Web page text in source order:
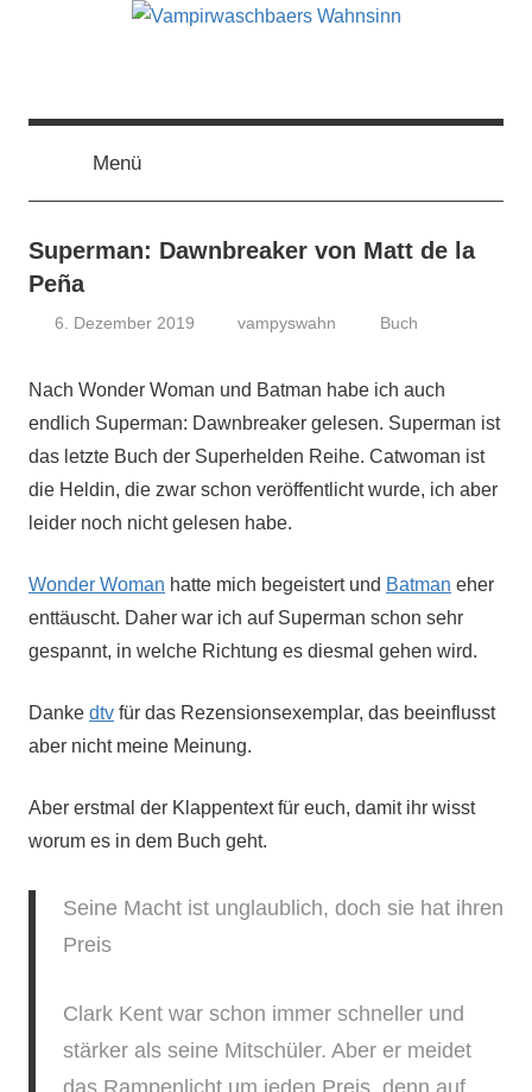
Vampirwaschbaers
Wahnsinn
mein
Leben
mein
Wahnsinn
Menü
Superman: Dawnbreaker von Matt de la
Peña
6. Dezember 2019 vampyswahn Buch
Nach Wonder Woman und Batman habe ich auch
endlich Superman: Dawnbreaker gelesen. Superman ist
das letzte Buch der Superhelden Reihe. Catwoman ist
die Heldin, die zwar schon veröffentlicht wurde, ich aber
leider noch nicht gelesen habe.
Wonder Woman hatte mich begeistert und Batman eher
enttäuscht. Daher war ich auf Superman schon sehr
gespannt, in welche Richtung es diesmal gehen wird.
Danke dtv für das Rezensionsexemplar, das beeinflusst
aber nicht meine Meinung.
Aber erstmal der Klappentext für euch, damit ihr wisst
worum es in dem Buch geht.
Seine Macht ist unglaublich, doch sie hat ihren
Preis
Clark Kent war schon immer schneller und
stärker als seine Mitschüler. Aber er meidet
das Rampenlicht um jeden Preis, denn auf